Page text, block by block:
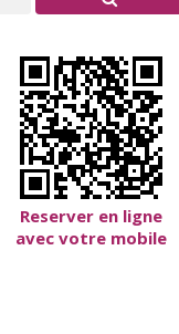
Reserver en ligne
avec votre mobile